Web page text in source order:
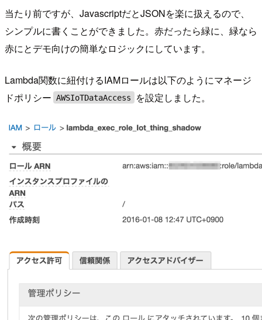
当たり前ですが、JavascriptだとJSONを楽に扱えるので、
シンプルに書くことができました。赤だったら緑に、緑なら
赤にとデモ向けの簡単なロジックにしています。
Lambda関数に紐付けるIAMロールは以下のようにマネージ
ドポリシー AWSIoTDataAccess を設定しました。